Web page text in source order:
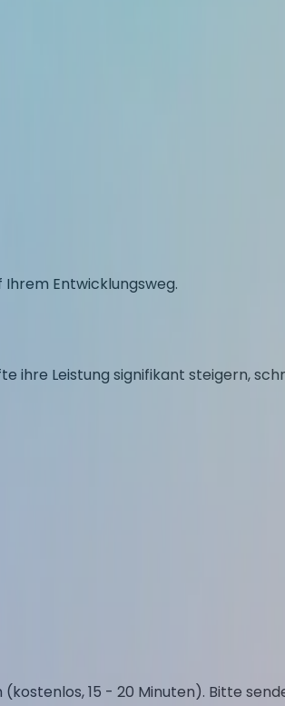
Entwicklungsweg.
ihre Leistung signifikant steigern,
15 - 20 Minuten). Bitte